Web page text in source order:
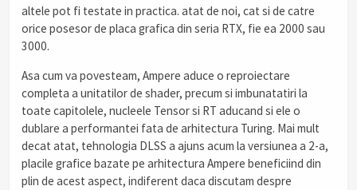
altele pot fi testate in practica. atat de noi, cat si de catre
orice posesor de placa grafica din seria RTX, fie ea 2000 sau
3000.
Asa cum va povesteam, Ampere aduce o reproiectare
completa a unitatilor de shader, precum si imbunatatiri la
toate capitolele, nucleele Tensor si RT aducand si ele o
dublare a performantei fata de arhitectura Turing. Mai mult
decat atat, tehnologia DLSS a ajuns acum la versiunea a 2-a,
placile grafice bazate pe arhitectura Ampere beneficiind din
plin de acest aspect, indiferent daca discutam despre